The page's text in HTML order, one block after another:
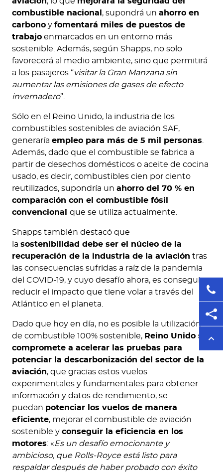
combustible nacional , supondrá un ahorro en
carbono y fomentará miles de puestos de
trabajo enmarcados en un entorno más
sostenible. Además, según Shapps, no solo
favorecerá al medio ambiente, sino que permitirá
a los pasajeros “visitar la Gran Manzana sin
aumentar las emisiones de gases de efecto
invernadero”.
Sólo en el Reino Unido, la industria de los
combustibles sostenibles de aviación SAF,
generaría empleo para más de 5 mil personas
Además, dado que el combustible se fabrica a
partir de desechos domésticos o aceite de cocina
usado, es decir, combustibles cien por ciento
reutilizados, supondría un ahorro del 70 % en
comparación con el combustible fósil
convencional que se utiliza actualmente.
Shapps también destacó que
la sostenibilidad debe ser el núcleo de la
recuperación de la industria de la aviación tras
las consecuencias sufridas a raíz de la pandemia
del COVID-19, y cuyo desafío ahora, es conseguir
reducir el impacto que tiene volar a través del
Atlántico en el planeta.
Dado que hoy en día, no es posible la utilización
de combustible 100% sostenible, Reino Unido se
compromete a acelerar las pruebas para
potenciar la descarbonización del sector de la
aviación, que gracias estos vuelos
experimentales y fundamentales para obtener
información y datos de rendimiento, se
puedan potenciar los vuelos de manera
eficiente, mejorar el combustible de aviación
sostenible y conseguir la eficiencia en los
motores: «Es un desafío emocionante y
ambicioso, que Rolls-Royce está listo para
respaldar después de haber probado con éxito